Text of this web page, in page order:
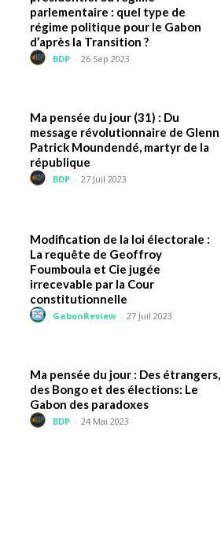
parlementaire : quel type de
régime politique pour le Gabon
d’après la Transition ?
BDP - 26 Sep 2023
Ma pensée du jour (31) : Du
message révolutionnaire de Glenn
Patrick Moundendé, martyr de la
république
BDP - 27 Juil 2023
Modification de la loi électorale :
La requête de Geoffroy
Foumboula et Cie jugée
irrecevable par la Cour
constitutionnelle
GabonReview - 27 Juil 2023
Ma pensée du jour : Des étrangers,
des Bongo et des élections: Le
Gabon des paradoxes
BDP - 24 Mai 2023